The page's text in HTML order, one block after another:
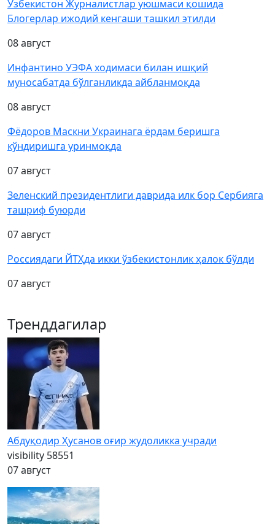
Ўзбекистон Журналистлар уюшмаси қошида
Блогерлар ижодий кенгаши ташкил этилди
08 август
Инфантино УЭФА ходимаси билан ишқий
муносабатда бўлганликда айбланмоқда
08 август
Фёдоров Маскни Украинага ёрдам беришга
кўндиришга уринмоқда
07 август
Зеленский президентлиги даврида илк бор Сербияга
ташриф буюрди
07 август
Россиядаги ЙТҲда икки ўзбекистонлик ҳалок бўлди
07 август
Тренддагилар
Абдуқодир Ҳусанов оғир жудоликка учради
visibility 58551
07 август